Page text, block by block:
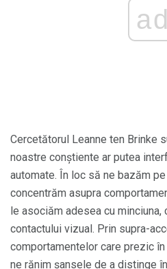
ad
Cercetătorul Leanne ten Brinke
noastre conștiente ar putea
automate. În loc să ne bazăm
concentrăm asupra
le asociăm adesea cu
contactului vizual. Prin supra-
comportamentelor care prezic
ne rănim șansele de a distinge